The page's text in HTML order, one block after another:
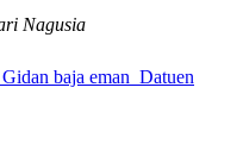
Nagusia
baja eman Datuen